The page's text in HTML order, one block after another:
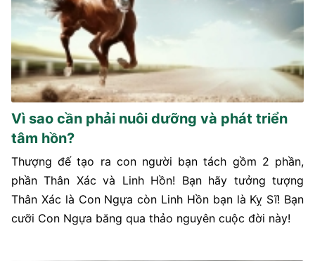
Vì sao cần phải nuôi dưỡng và phát triển
tâm hồn?
Thượng đế tạo ra con người bạn tách gồm 2 phần,
phần Thân Xác và Linh Hồn! Bạn hãy tưởng tượng
Thân Xác là Con Ngựa còn Linh Hồn bạn là Kỵ Sĩ! Bạn
cưỡi Con Ngựa băng qua thảo nguyên cuộc đời này!